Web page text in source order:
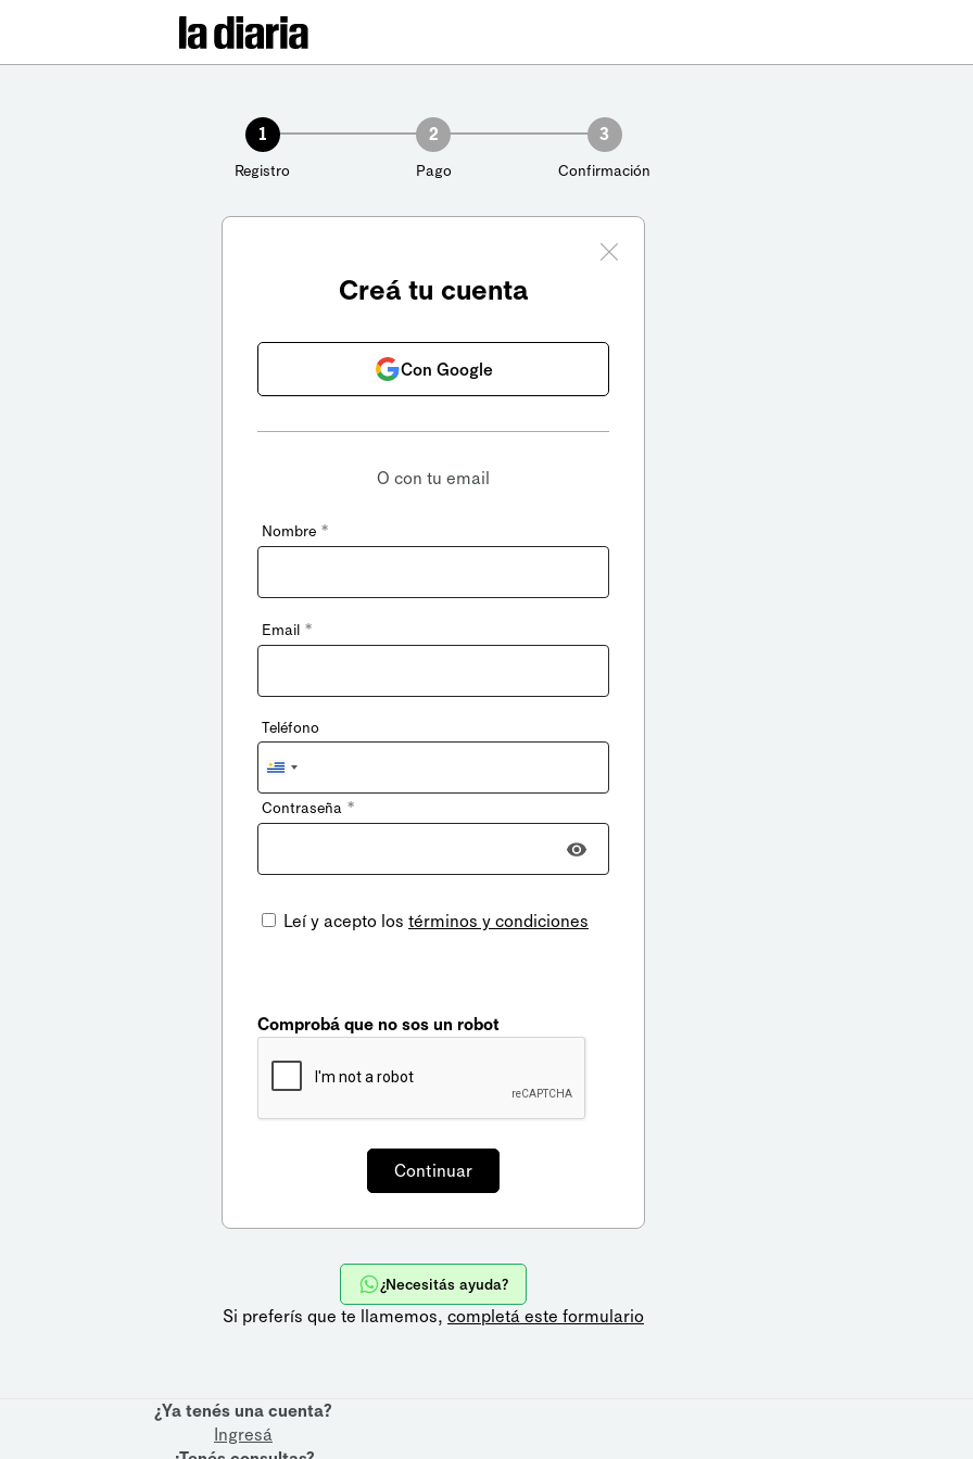
1
Registro
2
Pago
3
Confirmación
Creá tu cuenta
Con Google
O con tu email
Nombre *
Email *
Teléfono
Uruguay
+598
Contraseña *
Leí y acepto los términos y condiciones
Comprobá que no sos un robot
¿Necesitás ayuda?
Si preferís que te llamemos, completá este formulario
¿Ya tenés una cuenta?
Ingresá